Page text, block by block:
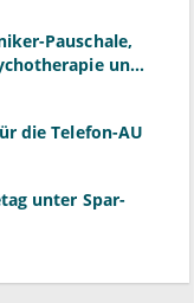
Pauschale,
und
die Telefon-AU
unter Spar-